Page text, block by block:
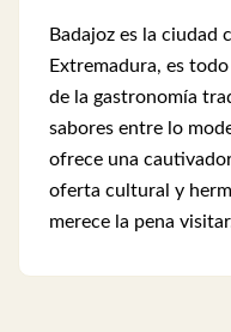
Badajoz es la ciudad
Extremadura, es
de la gastronomía
sabores entre lo
ofrece una
oferta cultural y
merece la pena